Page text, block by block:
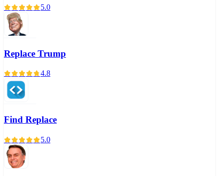
5.0
Replace Trump
4.8
Find Replace
5.0